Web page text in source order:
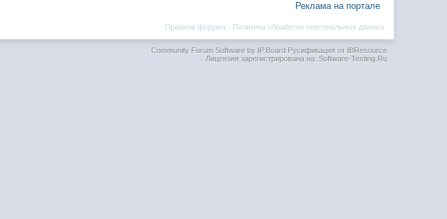
Реклама на портале
Политика обработки персональных данных
Правила форума ·
Community Forum Software by IP.BoardРусификация от IBResource
Лицензия зарегистрирована на: Software-Testing.Ru